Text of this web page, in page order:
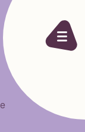
inhoud